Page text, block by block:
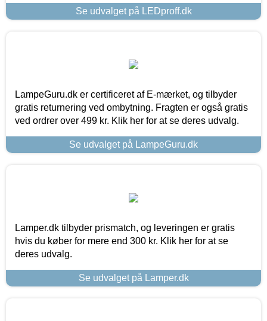
Se udvalget på LEDproff.dk
LampeGuru.dk er certificeret af E-mærket, og tilbyder
gratis returnering ved ombytning. Fragten er også gratis
ved ordrer over 499 kr. Klik her for at se deres udvalg.
Se udvalget på LampeGuru.dk
Lamper.dk tilbyder prismatch, og leveringen er gratis
hvis du køber for mere end 300 kr. Klik her for at se
deres udvalg.
Se udvalget på Lamper.dk